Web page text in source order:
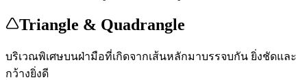
Triangle & Quadrangle
บริเวณพิเศษบนฝ่ามือที่เกิดจากเส้นหลักมาบรรจบกัน ยิ่งชัดและ
กว้างยิ่งดี